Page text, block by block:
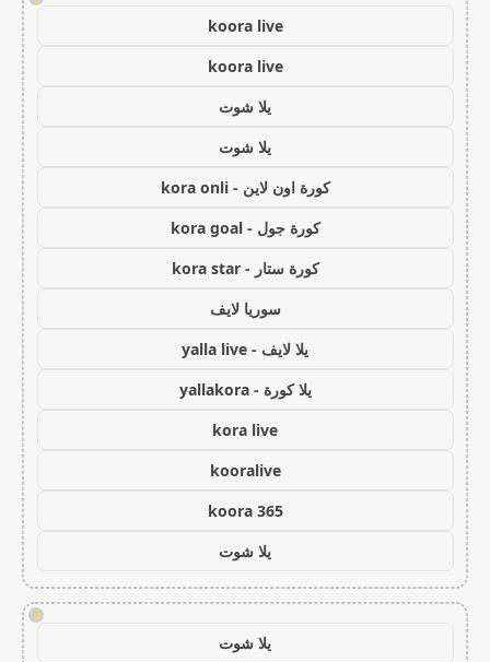
koora live
koora live
يلا شوت
يلا شوت
كورة اون لاين - kora onli
كورة جول - kora goal
كورة ستار - kora star
سوريا لايف
يلا لايف - yalla live
يلا كورة - yallakora
kora live
kooralive
koora 365
يلا شوت
!
يلا شوت